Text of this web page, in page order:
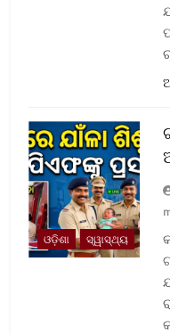
ଓଡ଼ିଶା ସ୍ୱାସ୍ଥ୍ୟ